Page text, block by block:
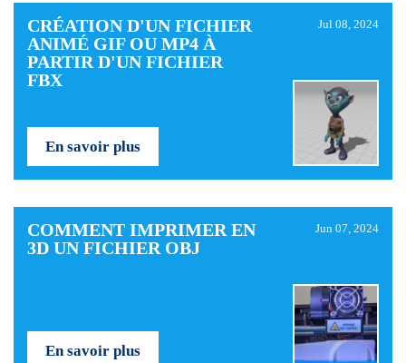
CRÉATION D'UN FICHIER
ANIMÉ GIF OU MP4 À
PARTIR D'UN FICHIER
FBX
Jul 08, 2024
En savoir plus
COMMENT IMPRIMER EN
3D UN FICHIER OBJ
Jun 07, 2024
En savoir plus